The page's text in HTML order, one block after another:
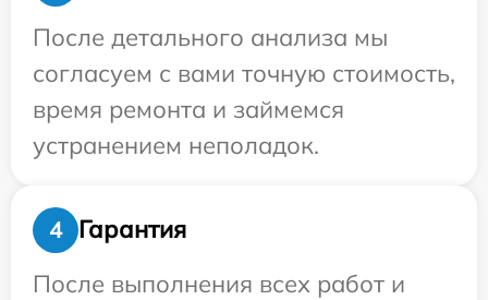
После детального анализа мы
согласуем с вами точную стоимость,
время ремонта и займемся
устранением неполадок.
4
Гарантия
После выполнения всех работ и